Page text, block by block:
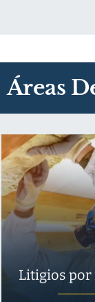
Áreas
Litigios